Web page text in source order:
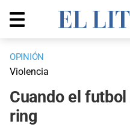
OPINIÓN
Violencia
Cuando el
ring